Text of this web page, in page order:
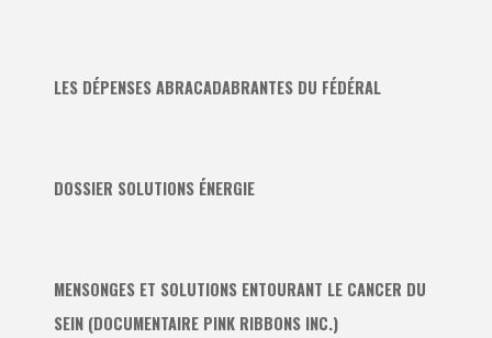
LES DÉPENSES ABRACADABRANTES DU FÉDÉRAL
DOSSIER SOLUTIONS ÉNERGIE
MENSONGES ET SOLUTIONS ENTOURANT LE CANCER DU
SEIN (DOCUMENTAIRE PINK RIBBONS INC.)